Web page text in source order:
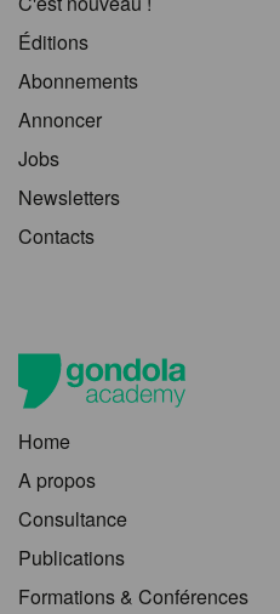
Éditions
Abonnements
Annoncer
Jobs
Newsletters
Contacts
Home
A propos
Consultance
Publications
Formations & Conférences